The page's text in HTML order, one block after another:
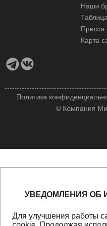
Наши
Пресса
Карта
© Компания
Политика
УВЕДОМЛЕНИЯ ОБ
Для улучшения работы